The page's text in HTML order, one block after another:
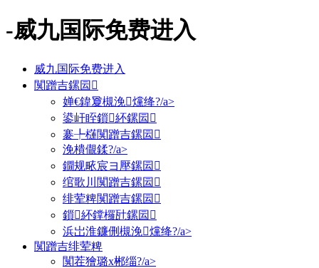
-威九国际免费进入
威九国际免费进入
闃蹭吉鏍囩
婵€鍏夐槻浼爣绛?/a>
鍙屽眰鎻紑鏍囩
褰╄櫣闃蹭吉鏍囩
浼樻儬鍒?/a>
鐗规畩宸ヨ壓鏍囩
绾歌川闃蹭吉鏍囩
绯荤粺闃蹭吉鏍囩
鎻紑鐣欏瓧鏍囩
浜岀淮鐮侀槻浼爣绛?/a>
闃蹭吉绯荤粺
闃茬獪璐х郴缁?/a>